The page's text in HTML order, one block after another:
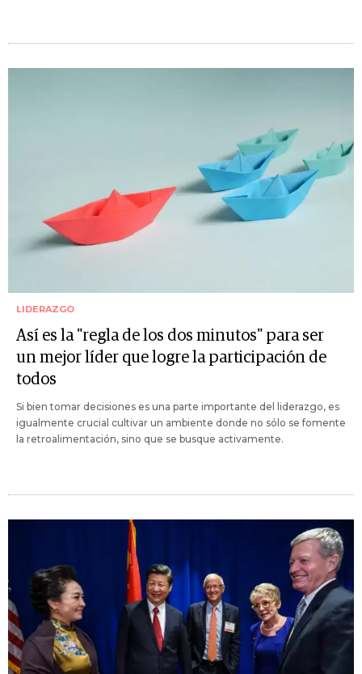
LIDERAZGO
Así es la "regla de los dos minutos" para ser
un mejor líder que logre la participación de
todos
Si bien tomar decisiones es una parte importante del liderazgo, es
igualmente crucial cultivar un ambiente donde no sólo se fomente
la retroalimentación, sino que se busque activamente.